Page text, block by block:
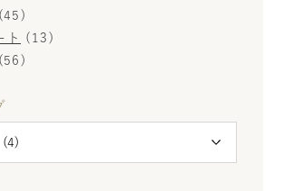
(45)
ト
(13)
(56)